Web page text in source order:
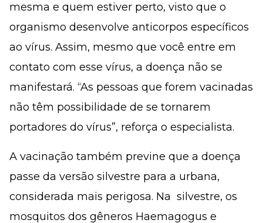
mesma e quem estiver perto, visto que o
organismo desenvolve anticorpos específicos
ao vírus. Assim, mesmo que você entre em
contato com esse vírus, a doença não se
manifestará. “As pessoas que forem vacinadas
não têm possibilidade de se tornarem
portadores do vírus”, reforça o especialista.
A vacinação também previne que a doença
passe da versão silvestre para a urbana,
considerada mais perigosa. Na silvestre, os
mosquitos dos gêneros Haemagogus e